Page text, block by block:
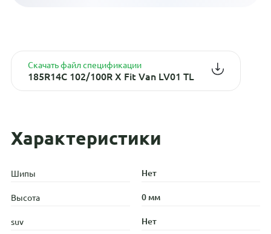
Скачать файл спецификации
185R14C 102/100R X Fit Van LV01 TL
Характеристики
Шипы Нет
Высота 0 мм
suv Нет